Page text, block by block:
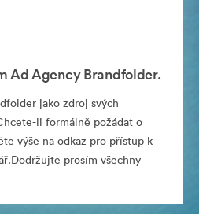
Ad Agency Brandfolder.
jako zdroj svých
li formálně požádat o
výše na odkaz pro přístup k
prosím všechny